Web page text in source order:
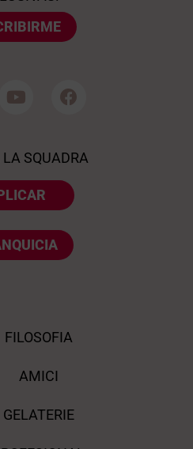
SQUADRA
FILOSOFIA
AMICI
GELATERIE